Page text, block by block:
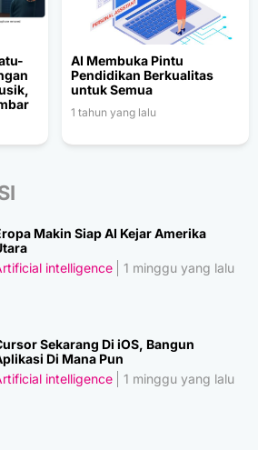
AI Membuka Pintu
Pendidikan Berkualitas
untuk Semua
1 tahun yang lalu
Makin Siap AI Kejar Amerika
intelligence
1 minggu yang lalu
Sekarang Di iOS, Bangun
Di Mana Pun
intelligence
1 minggu yang lalu